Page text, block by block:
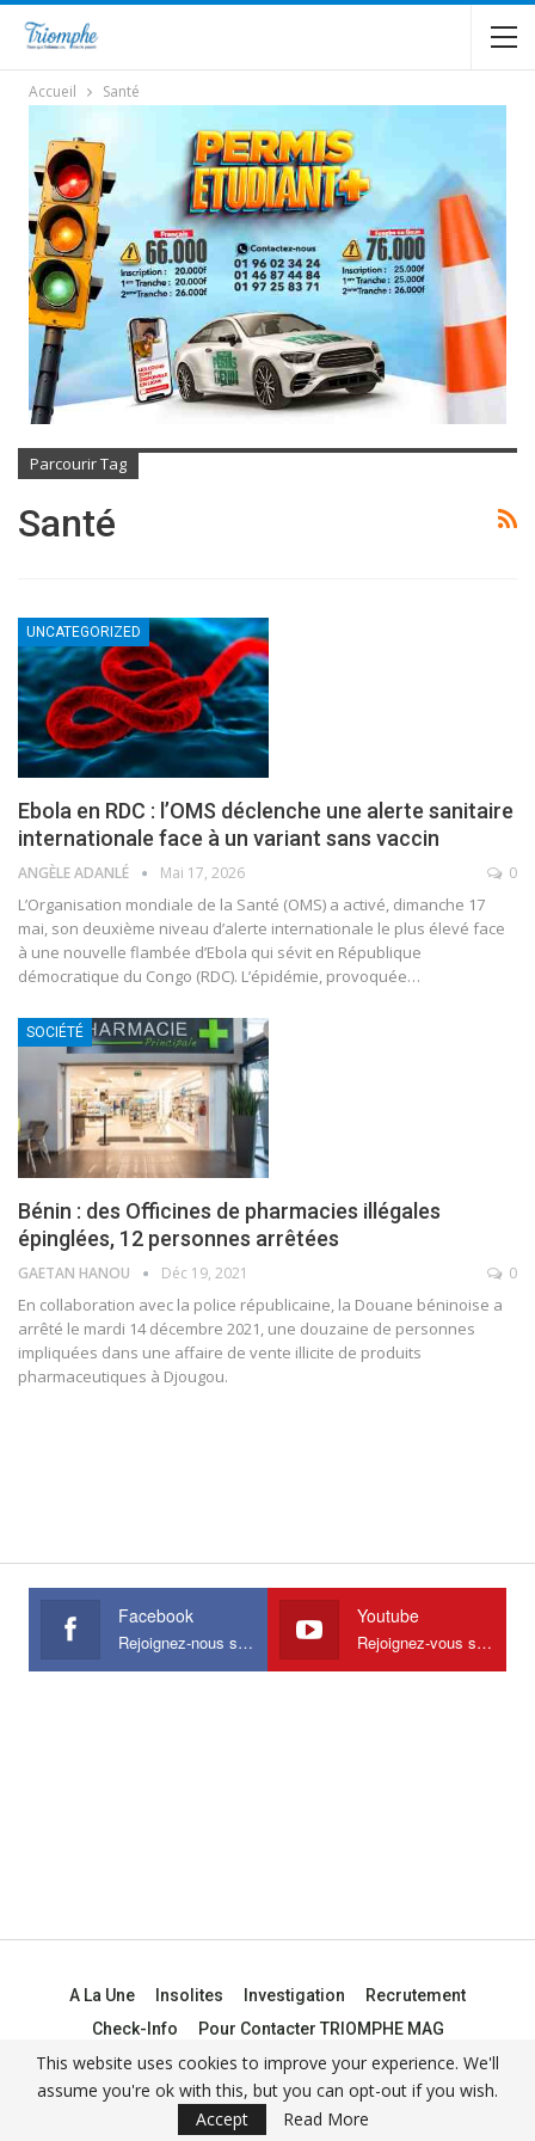
Accueil Santé
Parcourir Tag
Santé
UNCATEGORIZED
Ebola en RDC : l’OMS déclenche une alerte sanitaire
internationale face à un variant sans vaccin
ANGÈLE ADANLÉ Mai 17, 2026 0
L’Organisation mondiale de la Santé (OMS) a activé, dimanche 17
mai, son deuxième niveau d’alerte internationale le plus élevé face
à une nouvelle flambée d’Ebola qui sévit en République
démocratique du Congo (RDC). L’épidémie, provoquée…
SOCIÉTÉ
Bénin : des Officines de pharmacies illégales
épinglées, 12 personnes arrêtées
GAETAN HANOU Déc 19, 2021 0
En collaboration avec la police républicaine, la Douane béninoise a
arrêté le mardi 14 décembre 2021, une douzaine de personnes
impliquées dans une affaire de vente illicite de produits
pharmaceutiques à Djougou.
Facebook
Rejoignez-nous sur Facebook
Youtube
Rejoignez-vous sur Youtube
A La Une Insolites Investigation
Recrutement
Check-Info
Pour Contacter TRIOMPHE MAG
© 2021 -Triomphe Mag
This website uses cookies to improve your experience. We'll
assume you're ok with this, but you can opt-out if you wish.
Accept
Read More